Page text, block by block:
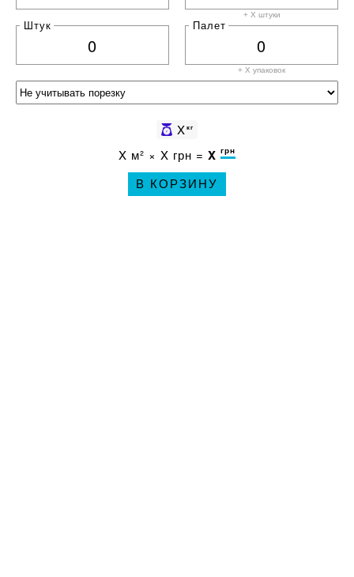
+ X штуки
Штук Палет
+ X упаковок
Xкг
X м² × X грн = X грн
В КОРЗИНУ